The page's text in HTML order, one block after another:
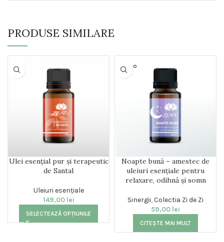
PRODUSE SIMILARE
Ulei esențial pur și terapeutic
de Santal
Uleiuri esențiale
149,00 lei
SELECTEAZĂ OPȚIUNILE
SOLD O
UT
Noapte bună – amestec de
uleiuri esențiale pentru
relaxare, odihnă și somn
Sinergii,Colectia Zi de Zi
59,00 lei
CITEȘTE MAI MULT